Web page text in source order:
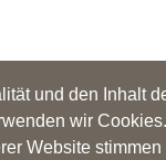
und den Inhalt
wir
Website stimmen